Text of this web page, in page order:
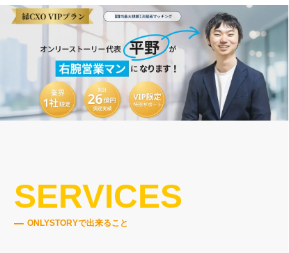
SERVICES
ONLYSTORYで出来ること